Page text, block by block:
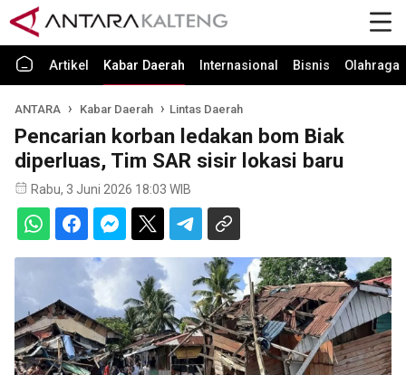
Artikel Kabar Daerah Internasional Bisnis Olahraga
ANTARA Kabar Daerah Lintas Daerah
Pencarian korban ledakan bom Biak
diperluas, Tim SAR sisir lokasi baru
Rabu, 3 Juni 2026 18:03 WIB